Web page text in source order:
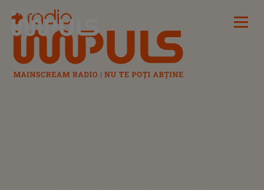
Radio Impuls